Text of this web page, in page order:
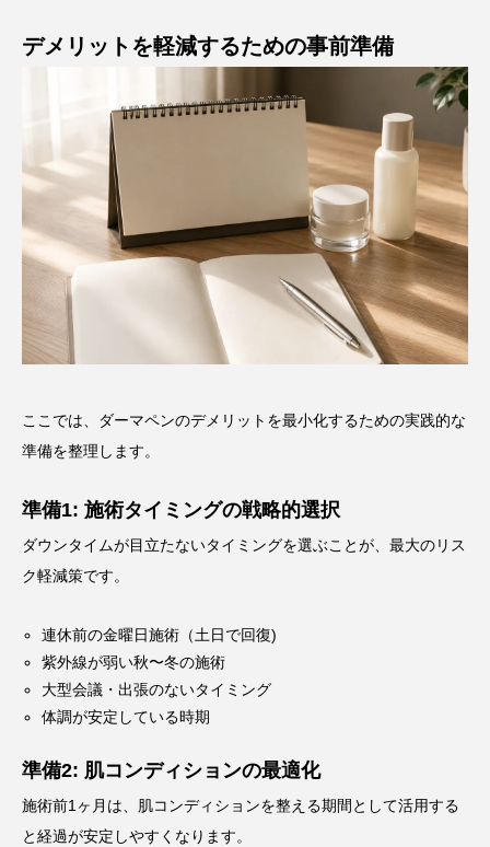
デメリットを軽減するための事前準備
ここでは、ダーマペンのデメリットを最小化するための実践的な
準備を整理します。
準備1: 施術タイミングの戦略的選択
ダウンタイムが目立たないタイミングを選ぶことが、最大のリス
ク軽減策です。
連休前の金曜日施術（土日で回復)
紫外線が弱い秋〜冬の施術
大型会議・出張のないタイミング
体調が安定している時期
準備2: 肌コンディションの最適化
施術前1ヶ月は、肌コンディションを整える期間として活用する
と経過が安定しやすくなります。